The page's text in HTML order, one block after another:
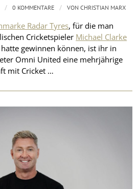
Radar Tyres, für die man
Cricketspieler Michael Clarke
hatte gewinnen können, ist ihr in
Omni United eine mehrjährige
mit Cricket …
/ 0 KOMMENTARE / VONCHRISTIAN MARX